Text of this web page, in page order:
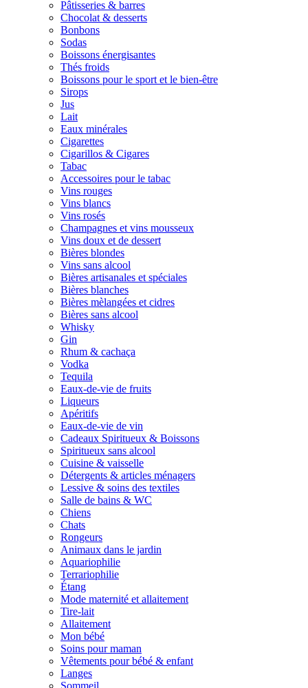
Pâtisseries & barres
Chocolat & desserts
Bonbons
Sodas
Boissons énergisantes
Thés froids
Boissons pour le sport et le bien-être
Sirops
Jus
Lait
Eaux minérales
Cigarettes
Cigarillos & Cigares
Tabac
Accessoires pour le tabac
Vins rouges
Vins blancs
Vins rosés
Champagnes et vins mousseux
Vins doux et de dessert
Bières blondes
Vins sans alcool
Bières artisanales et spéciales
Bières blanches
Bières mèlangées et cidres
Bières sans alcool
Whisky
Gin
Rhum & cachaça
Vodka
Tequila
Eaux-de-vie de fruits
Liqueurs
Apéritifs
Eaux-de-vie de vin
Cadeaux Spiritueux & Boissons
Spiritueux sans alcool
Cuisine & vaisselle
Détergents & articles ménagers
Lessive & soins des textiles
Salle de bains & WC
Chiens
Chats
Rongeurs
Animaux dans le jardin
Aquariophilie
Terrariophilie
Étang
Mode maternité et allaitement
Tire-lait
Allaitement
Mon bébé
Soins pour maman
Vêtements pour bébé & enfant
Langes
Sommeil